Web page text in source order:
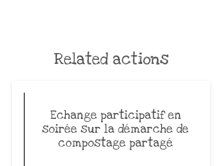
Related actions
Echange participatif en
soirée sur la démarche de
compostage partagé